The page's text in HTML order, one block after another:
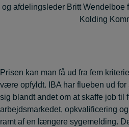
og afdelingsleder Britt Wendelboe
Kolding
Prisen kan man få ud fra fem
være opfyldt. IBA har flueben ud
sig blandt andet om at skaffe job til
arbejdsmarkedet, opkvalificering
ramt af en længere sygemelding.